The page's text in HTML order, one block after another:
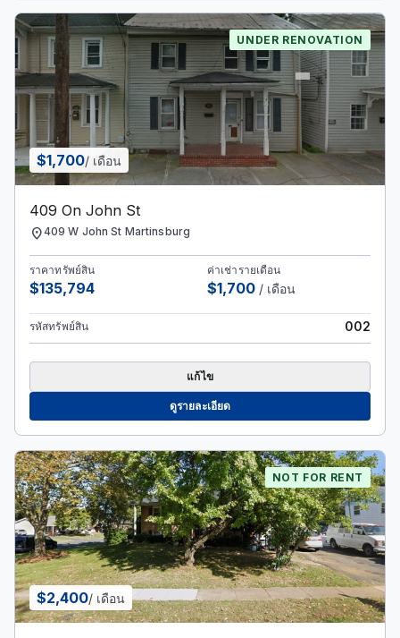
$1,700/ เดือน
UNDER RENOVATION
409 On John St
location_on409 W John St Martinsburg
ราคาทรัพย์สิน
$135,794
ค่าเช่ารายเดือน
$1,700 / เดือน
รหัสทรัพย์สิน 002
แก้ไข
ดูรายละเอียด
$2,400/ เดือน
NOT FOR RENT